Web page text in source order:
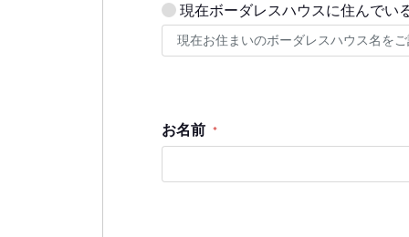
現在ボーダレスハウスに住んでい
お名前 *